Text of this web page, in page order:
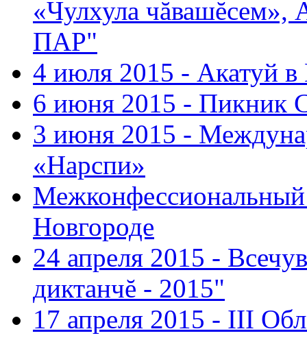
«Чулхула
ПАР"
4 июля 2015 - Акатуй
6 июня 2015 - Пикник
3 июня 2015 -
«Нарспи»
Новгороде
24 апреля 2015 -
диктанчĕ - 2015"
17 апреля 2015 - III